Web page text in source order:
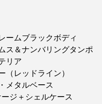
ームブラックボディ
ス＆ナンバリングタンポ
リア
（レッドライン）
メタルベース
ジ＋シェルケース